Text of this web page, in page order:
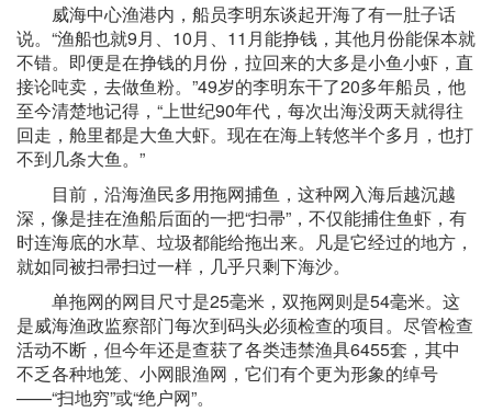
威海中心渔港内，船员李明东谈起开海了有一肚子话
说。“渔船也就9月、10月、11月能挣钱，其他月份能保本就
不错。即便是在挣钱的月份，拉回来的大多是小鱼小虾，直
接论吨卖，去做鱼粉。”49岁的李明东干了20多年船员，他
至今清楚地记得，“上世纪90年代，每次出海没两天就得往
回走，舱里都是大鱼大虾。现在在海上转悠半个多月，也打
不到几条大鱼。”
目前，沿海渔民多用拖网捕鱼，这种网入海后越沉越
深，像是挂在渔船后面的一把“扫帚”，不仅能捕住鱼虾，有
时连海底的水草、垃圾都能给拖出来。凡是它经过的地方，
就如同被扫帚扫过一样，几乎只剩下海沙。
单拖网的网目尺寸是25毫米，双拖网则是54毫米。这
是威海渔政监察部门每次到码头必须检查的项目。尽管检查
活动不断，但今年还是查获了各类违禁渔具6455套，其中
不乏各种地笼、小网眼渔网，它们有个更为形象的绰号
——“扫地穷”或“绝户网”。